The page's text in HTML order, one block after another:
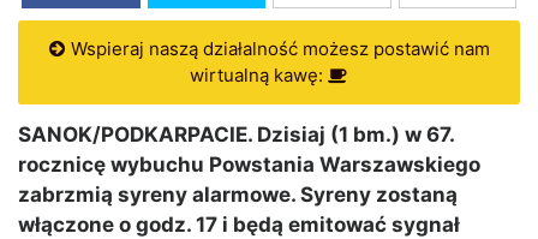
Wspieraj naszą działalność możesz postawić nam
wirtualną kawę:
SANOK/PODKARPACIE. Dzisiaj (1 bm.) w 67.
rocznicę wybuchu Powstania Warszawskiego
zabrzmią syreny alarmowe. Syreny zostaną
włączone o godz. 17 i będą emitować sygnał